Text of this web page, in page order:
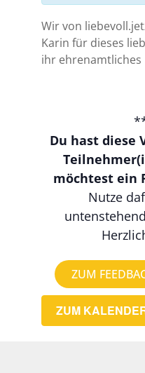
Wir von
Karin für dieses
ihr ehrenamtliches
Du hast diese
möchtest ein
Nutze
ZUM
ZUM